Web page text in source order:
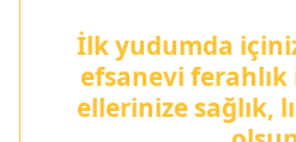
İlk yudumda
efsanevi
ellerinize sağlık,